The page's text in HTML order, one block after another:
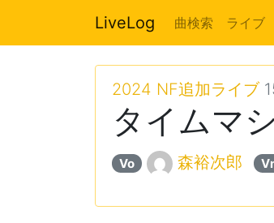
LiveLog 曲検索 ライブ
2024 NF追加ライブ
タイムマ
Vo 森裕次郎